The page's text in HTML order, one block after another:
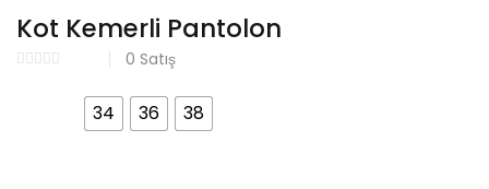
Şifrenizi mi Unuttunuz?
Kot Kemerli Pantolon
0 Satış
₺125,00.
andaki
fiyat:
₺99,99.
34 36 38